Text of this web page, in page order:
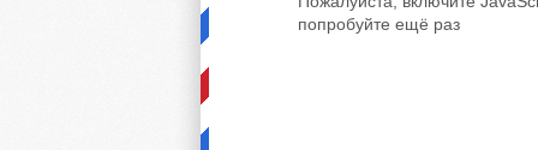
попробуйте ещё раз